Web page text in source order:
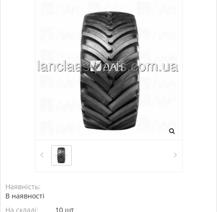
Наявність:
В наявності
На складі:
10 шт